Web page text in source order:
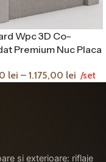
Wpc 3D Co-
Premium Nuc Placa
lei – 1.175,00 lei /set
și exterioare: riflaje